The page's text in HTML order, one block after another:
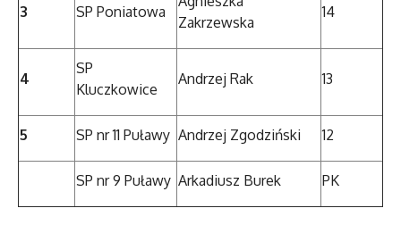
3 SP Poniatowa
Zakrzewska
14
4
SP
Kluczkowice
Andrzej Rak 13
5 SP nr 11 Puławy Andrzej Zgodziński 12
SP nr 9 Puławy Arkadiusz Burek PK